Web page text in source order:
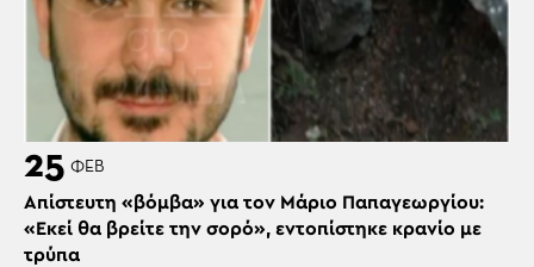
25 ΦΕΒ
Απίστευτη «βόμβα» για τον Μάριο Παπαγεωργίου:
«Εκεί θα βρείτε την σορό», εντοπίστηκε κρανίο με
τρύπα